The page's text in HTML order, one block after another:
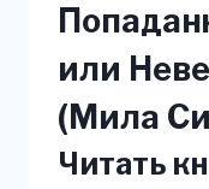
или
(Мила
Читать